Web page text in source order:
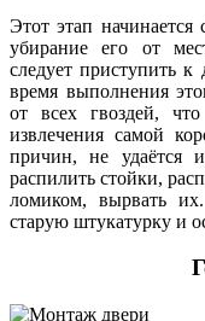
Этот этап
убирание его от
следует приступить
время выполнения
от всех гвоздей, что
извлечения самой
причин, не удаётся
распилить стойки,
ломиком, вырвать
старую штукатурку и